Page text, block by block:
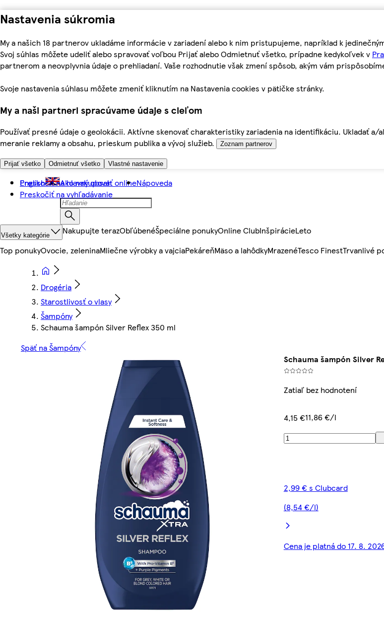
Nastavenia súkromia
My a našich 18 partnerov ukladáme informácie v zariadení alebo k nim pristupujeme, napríklad k
Svoj súhlas môžete udeliť alebo spravovať voľbou Prijať alebo Odmietnuť všetko, prípadne kedykoľvek v
partnerom a neovplyvnia údaje o prehliadaní. Vaše rozhodnutie však zmení spôsob, akým vám
Svoje nastavenia súhlasu môžete zmeniť kliknutím na Nastavenia cookies v pätičke stránky.
My a naši partneri spracúvame údaje s cieľom
Používať presné údaje o geolokácii. Aktívne skenovať charakteristiky zariadenia na identifikáciu. Ukladať
meranie reklamy a obsahu, prieskum publika a vývoj služieb.
Zoznam partnerov
Prijať všetko Odmietnuť všetko Vlastné nastavenie
Preskočiť na hlavný obsah
Preskočiť na vyhľadávanie
English Ako nakupovať onlineNápoveda
Všetky kategórie Nakupujte terazObľúbenéŠpeciálne ponukyOnline ClubInšpirácieLeto
Top ponukyOvocie, zeleninaMliečne výrobky a vajciaPekáreňMäso a lahôdkyMrazenéTesco FinestTrvanlivé
Drogéria
Starostlivosť o vlasy
Šampóny
Schauma šampón Silver Reflex 350 ml
Späť na Šampóny
Schauma šampón Silver
Zatiaľ bez hodnotení
4,15 €11,86 €/l
2,99 € s Clubcard
(8,54 €/l)
Cena je platná do 17. 8.